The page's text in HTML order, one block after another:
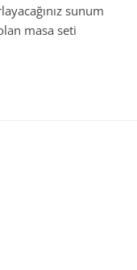
sunum
masa seti